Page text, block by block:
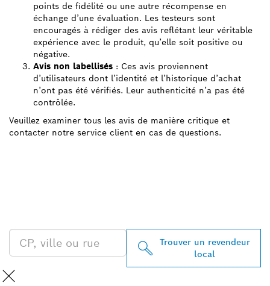
points de fidélité ou une autre récompense en
échange d’une évaluation. Les testeurs sont
encouragés à rédiger des avis reflétant leur véritable
expérience avec le produit, qu’elle soit positive ou
négative.
Avis non labellisés : Ces avis proviennent
d’utilisateurs dont l’identité et l’historique d’achat
n’ont pas été vérifiés. Leur authenticité n’a pas été
contrôlée.
Veuillez examiner tous les avis de manière critique et
contacter notre service client en cas de questions.
Trouver un revendeur
local